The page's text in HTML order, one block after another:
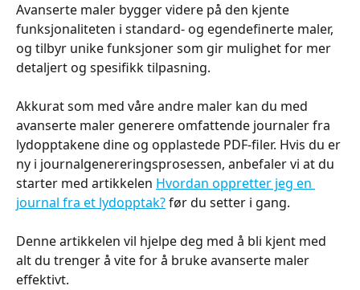
Avanserte maler bygger videre på den kjente
funksjonaliteten i standard- og egendefinerte maler,
og tilbyr unike funksjoner som gir mulighet for mer
detaljert og spesifikk tilpasning.
Akkurat som med våre andre maler kan du med
avanserte maler generere omfattende journaler fra
lydopptakene dine og opplastede PDF-filer. Hvis du er
ny i journalgenereringsprosessen, anbefaler vi at du
starter med artikkelen Hvordan oppretter jeg en
journal fra et lydopptak? før du setter i gang.
Denne artikkelen vil hjelpe deg med å bli kjent med
alt du trenger å vite for å bruke avanserte maler
effektivt.